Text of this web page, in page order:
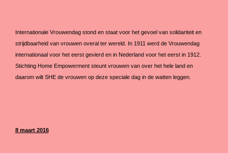
Internationale Vrouwendag stond en staat voor het gevoel van solidariteit en
strijdbaarheid van vrouwen overal ter wereld. In 1911 werd de Vrouwendag
internationaal voor het eerst gevierd en in Nederland voor het eerst in 1912.
Stichting Home Empowerment steunt vrouwen van over het hele land en
daarom wilt SHE de vrouwen op deze speciale dag in de watten leggen.
8 maart 2016